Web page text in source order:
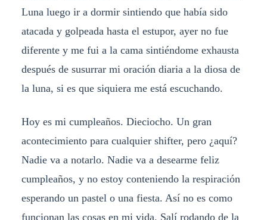
Luna luego ir a dormir sintiendo que había sido
atacada y golpeada hasta el estupor, ayer no fue
diferente y me fui a la cama sintiéndome exhausta
después de susurrar mi oración diaria a la diosa de
la luna, si es que siquiera me está escuchando.
Hoy es mi cumpleaños. Dieciocho. Un gran
acontecimiento para cualquier shifter, pero ¿aquí?
Nadie va a notarlo. Nadie va a desearme feliz
cumpleaños, y no estoy conteniendo la respiración
esperando un pastel o una fiesta. Así no es como
funcionan las cosas en mi vida. Salí rodando de la